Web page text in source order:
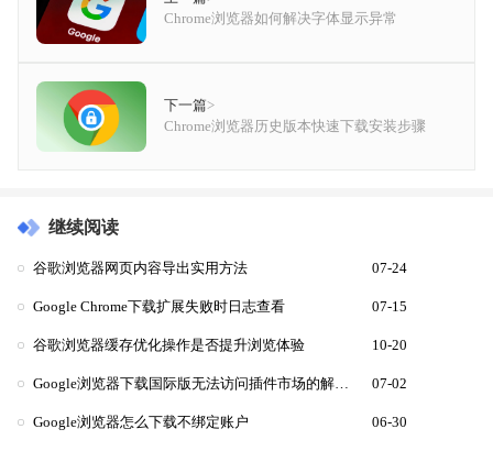
Chrome浏览器如何解决字体显示异常
下一篇>
Chrome浏览器历史版本快速下载安装步骤
继续阅读
谷歌浏览器网页内容导出实用方法 07-24
Google Chrome下载扩展失败时日志查看 07-15
谷歌浏览器缓存优化操作是否提升浏览体验 10-20
07-02
Google浏览器怎么下载不绑定账户 06-30